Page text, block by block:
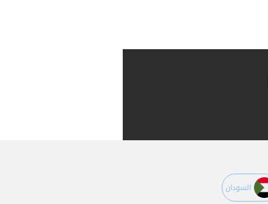
السودان